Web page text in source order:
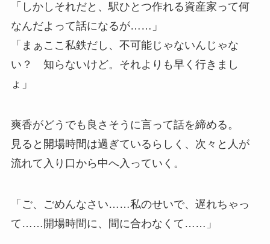
「しかしそれだと、駅ひとつ作れる資産家って何
なんだよって話になるが……」
「まぁここ私鉄だし、不可能じゃないんじゃな
い？ 知らないけど。それよりも早く行きまし
ょ」
爽香がどうでも良さそうに言って話を締める。
見ると開場時間は過ぎているらしく、次々と人が
流れて入り口から中へ入っていく。
「ご、ごめんなさい……私のせいで、遅れちゃっ
て……開場時間に、間に合わなくて……」